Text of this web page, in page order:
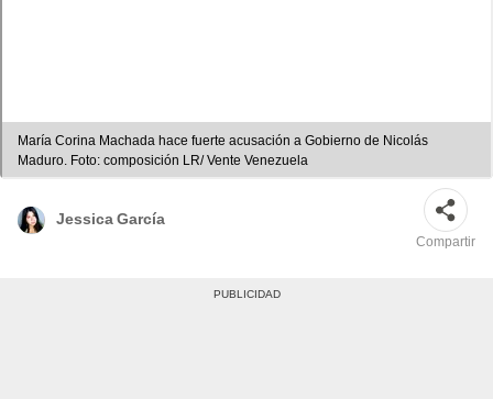
María Corina Machada hace fuerte acusación a Gobierno de Nicolás
Maduro. Foto: composición LR/ Vente Venezuela
Jessica García
Compartir